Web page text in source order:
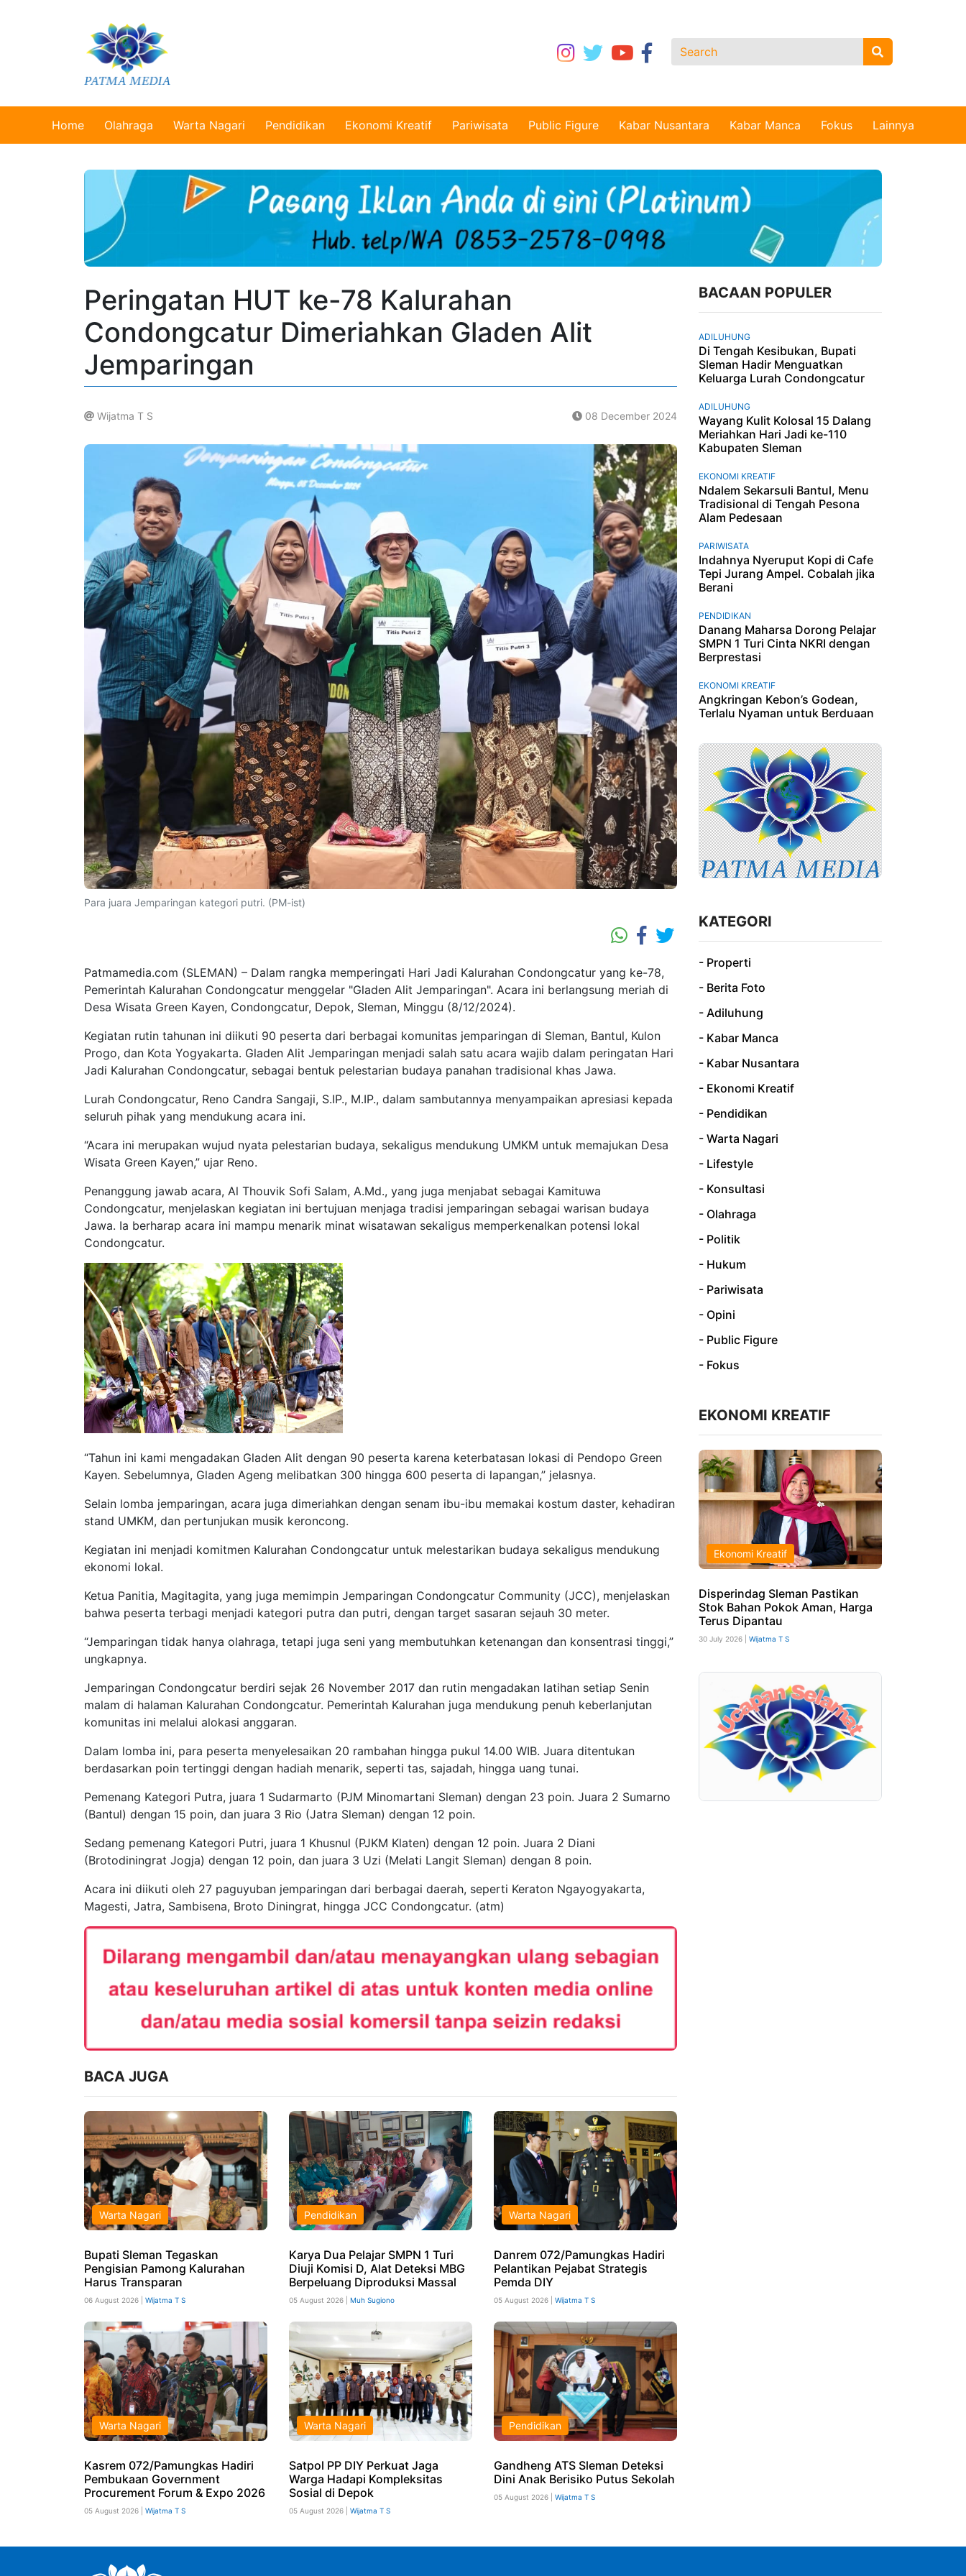
Home Olahraga Warta Nagari Pendidikan Ekonomi Kreatif Pariwisata Public Figure Kabar Nusantara Kabar Manca Fokus Lainnya
Peringatan HUT ke-78 Kalurahan
Condongcatur Dimeriahkan Gladen Alit
Jemparingan
Wijatma T S 08 December 2024
Para juara Jemparingan kategori putri. (PM-ist)
Patmamedia.com (SLEMAN) – Dalam rangka memperingati Hari Jadi Kalurahan Condongcatur yang ke-78,
Pemerintah Kalurahan Condongcatur menggelar "Gladen Alit Jemparingan". Acara ini berlangsung meriah di
Desa Wisata Green Kayen, Condongcatur, Depok, Sleman, Minggu (8/12/2024).
Kegiatan rutin tahunan ini diikuti 90 peserta dari berbagai komunitas jemparingan di Sleman, Bantul, Kulon
Progo, dan Kota Yogyakarta. Gladen Alit Jemparingan menjadi salah satu acara wajib dalam peringatan Hari
Jadi Kalurahan Condongcatur, sebagai bentuk pelestarian budaya panahan tradisional khas Jawa.
Lurah Condongcatur, Reno Candra Sangaji, S.IP., M.IP., dalam sambutannya menyampaikan apresiasi kepada
seluruh pihak yang mendukung acara ini.
“Acara ini merupakan wujud nyata pelestarian budaya, sekaligus mendukung UMKM untuk memajukan Desa
Wisata Green Kayen,” ujar Reno.
Penanggung jawab acara, Al Thouvik Sofi Salam, A.Md., yang juga menjabat sebagai Kamituwa
Condongcatur, menjelaskan kegiatan ini bertujuan menjaga tradisi jemparingan sebagai warisan budaya
Jawa. Ia berharap acara ini mampu menarik minat wisatawan sekaligus memperkenalkan potensi lokal
Condongcatur.
“Tahun ini kami mengadakan Gladen Alit dengan 90 peserta karena keterbatasan lokasi di Pendopo Green
Kayen. Sebelumnya, Gladen Ageng melibatkan 300 hingga 600 peserta di lapangan,” jelasnya.
Selain lomba jemparingan, acara juga dimeriahkan dengan senam ibu-ibu memakai kostum daster, kehadiran
stand UMKM, dan pertunjukan musik keroncong.
Kegiatan ini menjadi komitmen Kalurahan Condongcatur untuk melestarikan budaya sekaligus mendukung
ekonomi lokal.
Ketua Panitia, Magitagita, yang juga memimpin Jemparingan Condongcatur Community (JCC), menjelaskan
bahwa peserta terbagi menjadi kategori putra dan putri, dengan target sasaran sejauh 30 meter.
“Jemparingan tidak hanya olahraga, tetapi juga seni yang membutuhkan ketenangan dan konsentrasi tinggi,”
ungkapnya.
Jemparingan Condongcatur berdiri sejak 26 November 2017 dan rutin mengadakan latihan setiap Senin
malam di halaman Kalurahan Condongcatur. Pemerintah Kalurahan juga mendukung penuh keberlanjutan
komunitas ini melalui alokasi anggaran.
Dalam lomba ini, para peserta menyelesaikan 20 rambahan hingga pukul 14.00 WIB. Juara ditentukan
berdasarkan poin tertinggi dengan hadiah menarik, seperti tas, sajadah, hingga uang tunai.
Pemenang Kategori Putra, juara 1 Sudarmarto (PJM Minomartani Sleman) dengan 23 poin. Juara 2 Sumarno
(Bantul) dengan 15 poin, dan juara 3 Rio (Jatra Sleman) dengan 12 poin.
Sedang pemenang Kategori Putri, juara 1 Khusnul (PJKM Klaten) dengan 12 poin. Juara 2 Diani
(Brotodiningrat Jogja) dengan 12 poin, dan juara 3 Uzi (Melati Langit Sleman) dengan 8 poin.
Acara ini diikuti oleh 27 paguyuban jemparingan dari berbagai daerah, seperti Keraton Ngayogyakarta,
Magesti, Jatra, Sambisena, Broto Diningrat, hingga JCC Condongcatur. (atm)
BACA JUGA
Warta Nagari
Bupati Sleman Tegaskan
Pengisian Pamong Kalurahan
Harus Transparan
06 August 2026 | Wijatma T S
Pendidikan
Karya Dua Pelajar SMPN 1 Turi
Diuji Komisi D, Alat Deteksi MBG
Berpeluang Diproduksi Massal
05 August 2026 | Muh Sugiono
Warta Nagari
Danrem 072/Pamungkas Hadiri
Pelantikan Pejabat Strategis
Pemda DIY
05 August 2026 | Wijatma T S
Warta Nagari
Kasrem 072/Pamungkas Hadiri
Pembukaan Government
Procurement Forum & Expo 2026
05 August 2026 | Wijatma T S
Warta Nagari
Satpol PP DIY Perkuat Jaga
Warga Hadapi Kompleksitas
Sosial di Depok
05 August 2026 | Wijatma T S
Pendidikan
Gandheng ATS Sleman Deteksi
Dini Anak Berisiko Putus Sekolah
05 August 2026 | Wijatma T S
BACAAN POPULER
ADILUHUNG
Di Tengah Kesibukan, Bupati
Sleman Hadir Menguatkan
Keluarga Lurah Condongcatur
ADILUHUNG
Wayang Kulit Kolosal 15 Dalang
Meriahkan Hari Jadi ke-110
Kabupaten Sleman
EKONOMI KREATIF
Ndalem Sekarsuli Bantul, Menu
Tradisional di Tengah Pesona
Alam Pedesaan
PARIWISATA
Indahnya Nyeruput Kopi di Cafe
Tepi Jurang Ampel. Cobalah jika
Berani
PENDIDIKAN
Danang Maharsa Dorong Pelajar
SMPN 1 Turi Cinta NKRI dengan
Berprestasi
EKONOMI KREATIF
Angkringan Kebon’s Godean,
Terlalu Nyaman untuk Berduaan
KATEGORI
- Properti
- Berita Foto
- Adiluhung
- Kabar Manca
- Kabar Nusantara
- Ekonomi Kreatif
- Pendidikan
- Warta Nagari
- Lifestyle
- Konsultasi
- Olahraga
- Politik
- Hukum
- Pariwisata
- Opini
- Public Figure
- Fokus
EKONOMI KREATIF
Ekonomi Kreatif
Disperindag Sleman Pastikan
Stok Bahan Pokok Aman, Harga
Terus Dipantau
30 July 2026 | Wijatma T S